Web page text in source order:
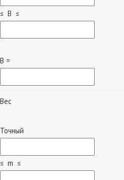
≤ B ≤
B =
Вес
Точный
≤ m ≤